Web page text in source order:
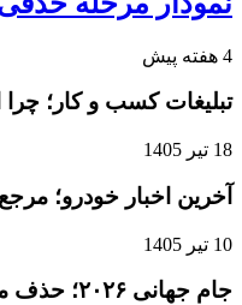
4 هفته پیش
تبلیغات کسب و کار؛ چرا
18 تیر 1405
آخرین اخبار خودرو؛
10 تیر 1405
جام جهانی ۲۰۲۶؛ حذف مدعیان و ظهور شگفتی‌ها